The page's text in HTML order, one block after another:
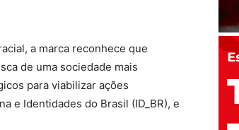
a marca reconhece que
de uma sociedade mais
para viabilizar ações
e Identidades do Brasil (ID_BR), e